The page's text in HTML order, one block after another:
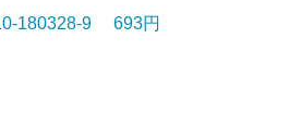
180328-9 693円